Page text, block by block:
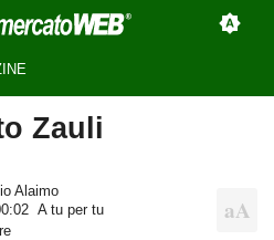
Zauli
Alaimo
A tu per tu